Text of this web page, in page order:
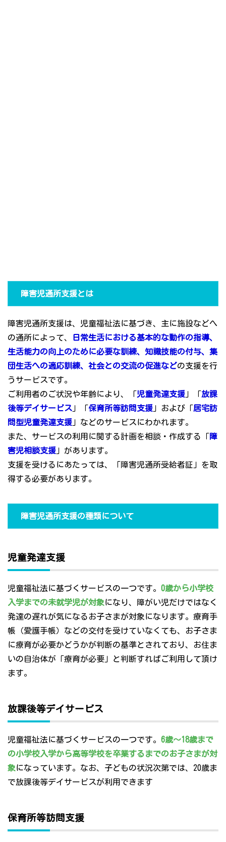
障害児通所支援とは
障害児通所支援は、児童福祉法に基づき、主に施設などへ
の通所によって、
日常生活における基本的な動作の指導、
生活能力の向上のために必要な訓練、知識技能の付与、集
団生活への適応訓練、社会との交流の促進などの支援を行
うサービスです。
ご利用者のご状況や年齢により、「児童発達支援 」「放課
後等デイサービス 」「保育所等訪問支援 」および「居宅訪
問型児童発達支援 」などのサービスにわかれます。
また、サービスの利用に関する計画を相談・作成する「障
害児相談支援 」があります。
支援を受けるにあたっては、「障害児通所受給者証」を取
得する必要があります。
障害児通所支援の種類について
児童発達支援
児童福祉法に基づくサービスの一つです。 0歳から小学校
入学までの未就学児が対象になり、障がい児だけではなく
発達の遅れが気になるお子さまが対象になります。療育手
帳（愛護手帳）などの交付を受けていなくても、お子さま
に療育が必要かどうかが判断の基準とされており、お住ま
いの自治体が「療育が必要」と判断すればご利用して頂け
ます。
放課後等デイサービス
児童福祉法に基づくサービスの一つです。 6歳～18歳まで
の小学校入学から高等学校を卒業するまでのお子さまが対
象になっています。なお、子どもの状況次第では、20歳ま
で放課後等デイサービスが利用できます
保育所等訪問支援